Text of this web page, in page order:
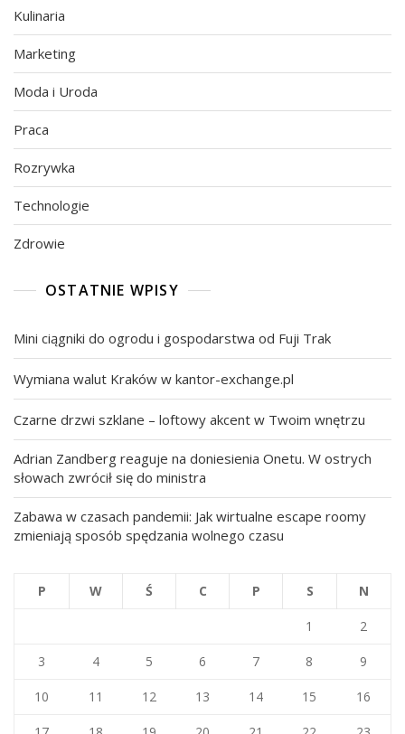
Kulinaria
Marketing
Moda i Uroda
Praca
Rozrywka
Technologie
Zdrowie
OSTATNIE WPISY
Mini ciągniki do ogrodu i gospodarstwa od Fuji Trak
Wymiana walut Kraków w kantor-exchange.pl
Czarne drzwi szklane – loftowy akcent w Twoim wnętrzu
Adrian Zandberg reaguje na doniesienia Onetu. W ostrych
słowach zwrócił się do ministra
Zabawa w czasach pandemii: Jak wirtualne escape roomy
zmieniają sposób spędzania wolnego czasu
P W Ś C P S N
1 2
3 4 5 6 7 8 9
10 11 12 13 14 15 16